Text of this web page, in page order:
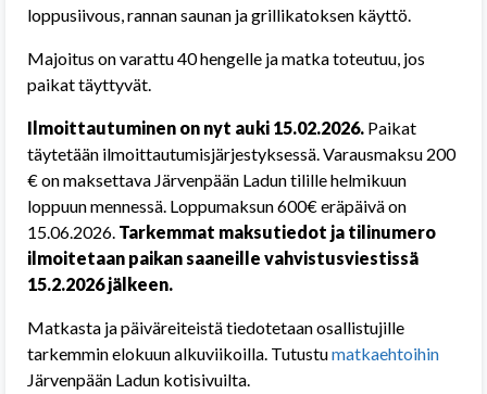
loppusiivous, rannan saunan ja grillikatoksen käyttö.
Majoitus on varattu 40 hengelle ja matka toteutuu, jos
paikat täyttyvät.
Ilmoittautuminen on nyt auki 15.02.2026. Paikat
täytetään ilmoittautumisjärjestyksessä. Varausmaksu 200
€ on maksettava Järvenpään Ladun tilille helmikuun
loppuun mennessä. Loppumaksun 600€ eräpäivä on
15.06.2026. Tarkemmat maksutiedot ja tilinumero
ilmoitetaan paikan saaneille vahvistusviestissä
15.2.2026 jälkeen.
Matkasta ja päiväreiteistä tiedotetaan osallistujille
tarkemmin elokuun alkuviikoilla. Tutustumatkaehtoihin
Järvenpään Ladun kotisivuilta.